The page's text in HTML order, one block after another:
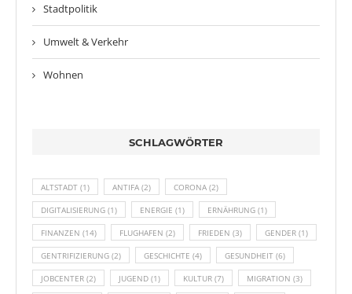
Stadtpolitik
Umwelt & Verkehr
Wohnen
SCHLAGWÖRTER
ALTSTADT (1) ANTIFA (2) CORONA (2)
DIGITALISIERUNG (1) ENERGIE (1) ERNÄHRUNG (1)
FINANZEN (14) FLUGHAFEN (2) FRIEDEN (3) GENDER (1)
GENTRIFIZIERUNG (2) GESCHICHTE (4) GESUNDHEIT (6)
JOBCENTER (2) JUGEND (1) KULTUR (7) MIGRATION (3)